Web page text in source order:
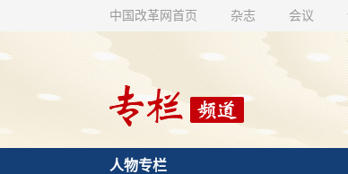
中国改革网首页 杂志 会议
人物专栏